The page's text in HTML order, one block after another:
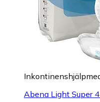
Abena Light Super